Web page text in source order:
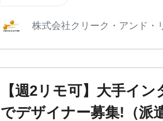
株式会社クリーク・アンド・
【週2リモ可】大手イ
でデザイナー募集!（派